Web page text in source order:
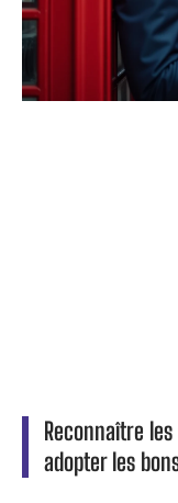
Reconnaître
adopter les